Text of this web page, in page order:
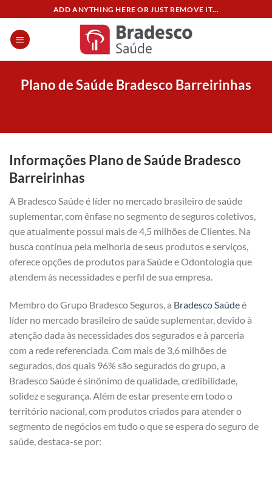
content
ADD ANYTHING HERE OR JUST REMOVE IT...
Plano de Saúde Bradesco Barreirinhas
Informações Plano de Saúde Bradesco
Barreirinhas
A Bradesco Saúde é líder no mercado brasileiro de saúde
suplementar, com ênfase no segmento de seguros coletivos,
que atualmente possui mais de 4,5 milhões de Clientes. Na
busca contínua pela melhoria de seus produtos e serviços,
oferece opções de produtos para Saúde e Odontologia que
atendem às necessidades e perfil de sua empresa.
Membro do Grupo Bradesco Seguros, a Bradesco Saúdeé
líder no mercado brasileiro de saúde suplementar, devido à
atenção dada às necessidades dos segurados e à parceria
com a rede referenciada. Com mais de 3,6 milhões de
segurados, dos quais 96% são segurados do grupo, a
Bradesco Saúde é sinônimo de qualidade, credibilidade,
solidez e segurança. Além de estar presente em todo o
território nacional, com produtos criados para atender o
segmento de negócios em tudo o que se espera do seguro de
saúde, destaca-se por: